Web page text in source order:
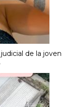
de la joven